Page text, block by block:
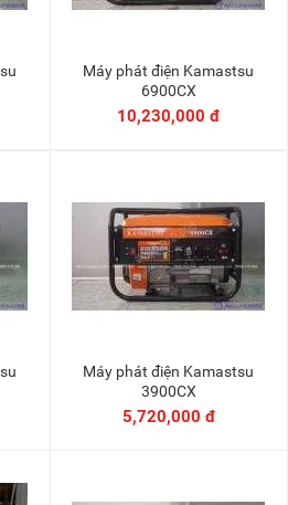
Thêm vào giỏ
Máy phát điện Kamastsu
6900CX
10,230,000 đ
Thêm vào giỏ
Máy phát điện Kamastsu
3900CX
5,720,000 đ